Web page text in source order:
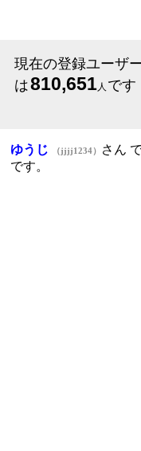
現在の登録ユーザ
は810,651人 です
ゆうじ （jjjj1234） さん
です。